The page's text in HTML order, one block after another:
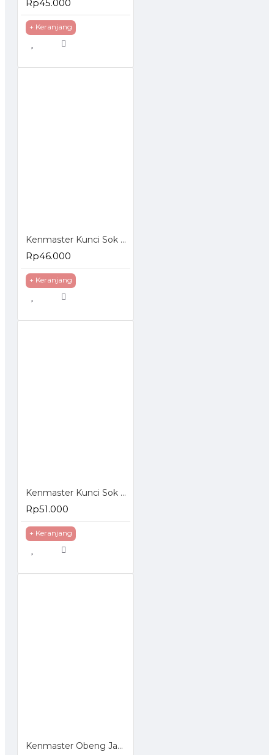
Rp45.000
+ Keranjang
Kenmaster Kunci Sok Set 40 Pcs
Rp46.000
+ Keranjang
Kenmaster Kunci Sok Set 27 Pcs
Rp51.000
+ Keranjang
Kenmaster Obeng Jam Set 6 Pcs